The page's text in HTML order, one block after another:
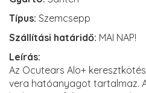
Típus: Szemcsepp
Szállítási határidő: MAI NAP!
Leírás:
Az Ocutears Alo+
vera hatóanyagot tartalmaz.